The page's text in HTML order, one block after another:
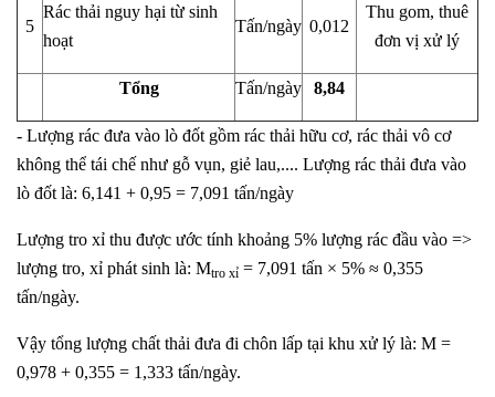
5
Rác thải nguy hại từ sinh
hoạt
Tấn/ngày 0,012
Thu gom, thuê
đơn vị xử lý
Tổng Tấn/ngày 8,84
- Lượng rác đưa vào lò đốt gồm rác thải hữu cơ, rác thải vô cơ
không thể tái chế như gỗ vụn, giẻ lau,.... Lượng rác thải đưa vào
lò đốt là: 6,141 + 0,95 = 7,091 tấn/ngày
Lượng tro xỉ thu được ước tính khoảng 5% lượng rác đầu vào =>
lượng tro, xỉ phát sinh là: Mtro xỉ = 7,091 tấn × 5% ≈ 0,355
tấn/ngày.
Vậy tổng lượng chất thải đưa đi chôn lấp tại khu xử lý là: M =
0,978 + 0,355 = 1,333 tấn/ngày.